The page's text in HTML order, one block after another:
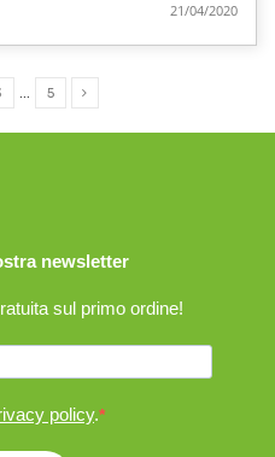
21/04/2020
5
newsletter
sul primo ordine!
policy.